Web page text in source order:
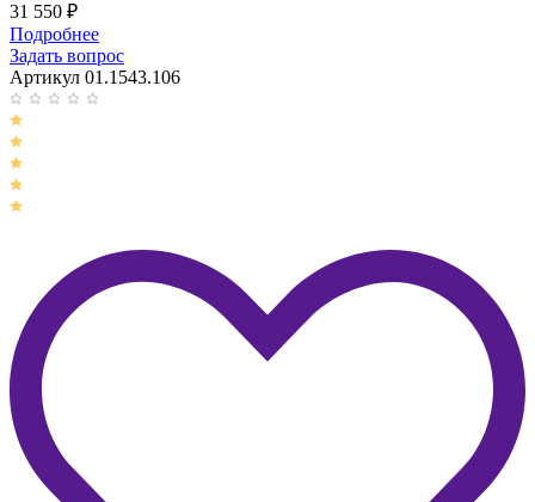
31 550 ₽
Подробнее
Задать вопрос
Артикул 01.1543.106